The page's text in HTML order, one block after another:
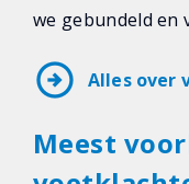
we gebundeld en
arrow_circle_right Alles over
Meest